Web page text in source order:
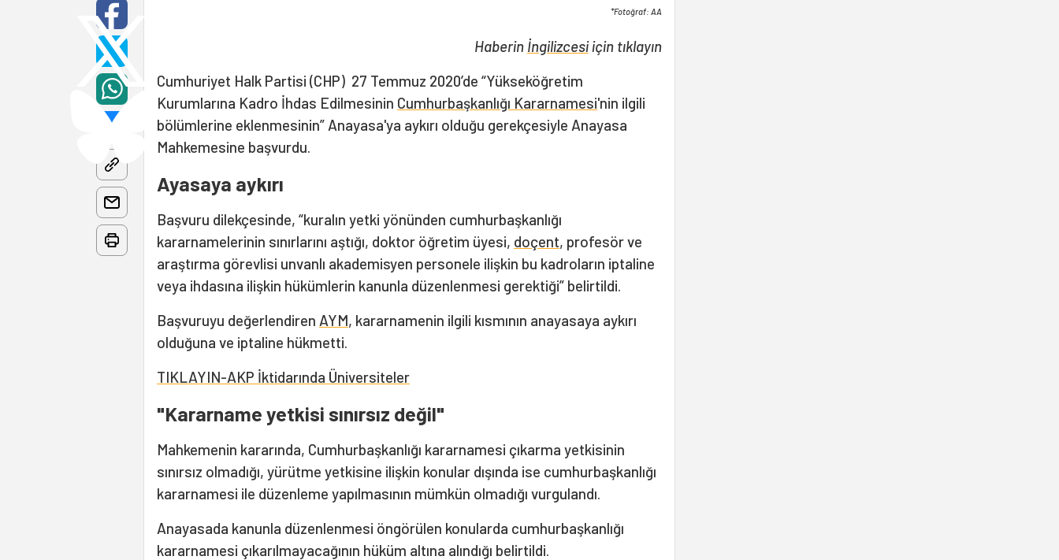
*Fotoğraf: AA
Haberin İngilizcesiiçin tıklayın
Cumhuriyet Halk Partisi (CHP) 27 Temmuz 2020’de “Yükseköğretim
Kurumlarına Kadro İhdas Edilmesinin Cumhurbaşkanlığı Kararnamesi'nin ilgili
bölümlerine eklenmesinin” Anayasa'ya aykırı olduğu gerekçesiyle Anayasa
Mahkemesine başvurdu.
Ayasaya aykırı
Başvuru dilekçesinde, “kuralın yetki yönünden cumhurbaşkanlığı
kararnamelerinin sınırlarını aştığı, doktor öğretim üyesi, doçent, profesör ve
araştırma görevlisi unvanlı akademisyen personele ilişkin bu kadroların iptaline
veya ihdasına ilişkin hükümlerin kanunla düzenlenmesi gerektiği” belirtildi.
Başvuruyu değerlendiren AYM, kararnamenin ilgili kısmının anayasaya aykırı
olduğuna ve iptaline hükmetti.
TIKLAYIN-AKP İktidarında Üniversiteler
"Kararname yetkisi sınırsız değil"
Mahkemenin kararında, Cumhurbaşkanlığı kararnamesi çıkarma yetkisinin
sınırsız olmadığı, yürütme yetkisine ilişkin konular dışında ise cumhurbaşkanlığı
kararnamesi ile düzenleme yapılmasının mümkün olmadığı vurgulandı.
Anayasada kanunla düzenlenmesi öngörülen konularda cumhurbaşkanlığı
kararnamesi çıkarılmayacağının hüküm altına alındığı belirtildi.